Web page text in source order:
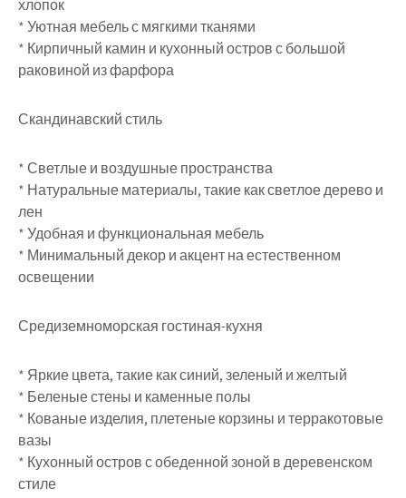
хлопок
* Уютная мебель с мягкими тканями
* Кирпичный камин и кухонный остров с большой
раковиной из фарфора
Скандинавский стиль
* Светлые и воздушные пространства
* Натуральные материалы, такие как светлое дерево и
лен
* Удобная и функциональная мебель
* Минимальный декор и акцент на естественном
освещении
Средиземноморская гостиная-кухня
* Яркие цвета, такие как синий, зеленый и желтый
* Беленые стены и каменные полы
* Кованые изделия, плетеные корзины и терракотовые
вазы
* Кухонный остров с обеденной зоной в деревенском
стиле